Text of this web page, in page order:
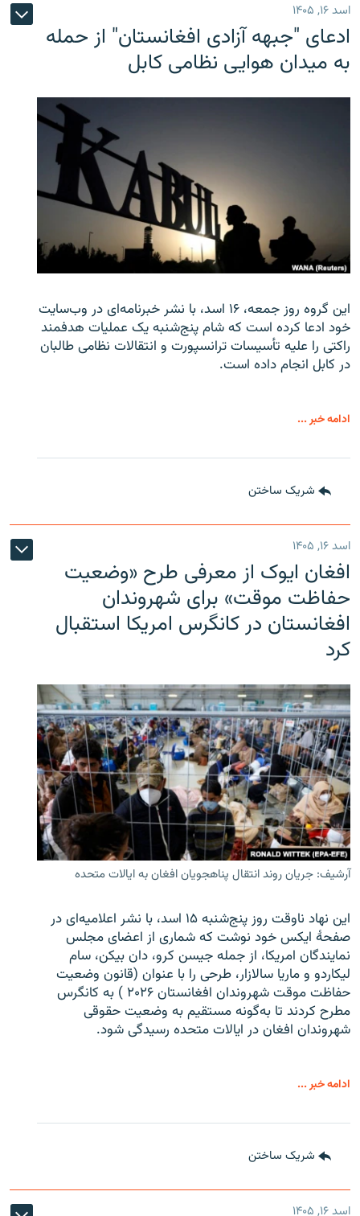
اسد ۱۶, ۱۴۰۵
ادعای "جبهه آزادی افغانستان" از حمله
به میدان هوایی نظامی کابل
این گروه روز جمعه، ۱۶ اسد، با نشر خبرنامه‌ای در وب‌سایت
خود ادعا کرده است که شام پنج‌شنبه یک عملیات هدفمند
راکتی را علیه تأسیسات ترانسپورت و انتقالات نظامی طالبان
در کابل انجام داده است.
ادامه خبر ...
شریک ساختن
اسد ۱۶, ۱۴۰۵
افغان ایوک از معرفی طرح «وضعیت
حفاظت موقت» برای شهروندان
افغانستان در کانگرس امریکا استقبال
کرد
آرشیف: جریان روند انتقال پناهجویان افغان به ایالات متحده
این نهاد ناوقت روز پنج‌شنبه ۱۵ اسد، با نشر اعلامیه‌ای در
صفحۀ ایکس خود نوشت که شماری از اعضای مجلس
نمایندگان امریکا، از جمله جیسن کرو، دان بیکن، سام
لیکاردو و ماریا سالازار، طرحی را با عنوان (قانون وضعیت
حفاظت موقت شهروندان افغانستان ۲۰۲۶ ) به کانگرس
مطرح کردند تا به‌گونه مستقیم به وضعیت حقوقی
شهروندان افغان در ایالات متحده رسیدگی شود.
ادامه خبر ...
شریک ساختن
اسد ۱۶, ۱۴۰۵